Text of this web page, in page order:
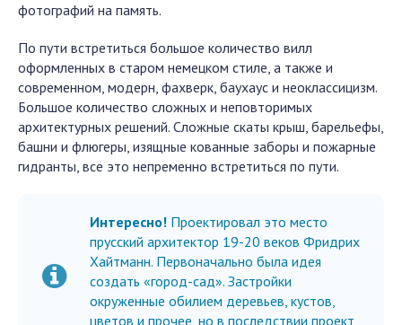
фотографий на память.
По пути встретиться большое количество вилл
оформленных в старом немецком стиле, а также и
современном, модерн, фахверк, баухаус и неоклассицизм.
Большое количество сложных и неповторимых
архитектурных решений. Сложные скаты крыш, барельефы,
башни и флюгеры, изящные кованные заборы и пожарные
гидранты, все это непременно встретиться по пути.
Интересно! Проектировал это место
прусский архитектор 19-20 веков Фридрих
Хайтманн. Первоначально была идея
создать «город-сад». Застройки
окруженные обилием деревьев, кустов,
цветов и прочее, но в последствии проект